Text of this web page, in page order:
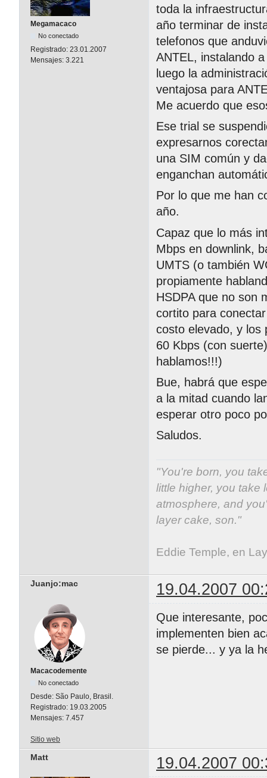
Megamacaco
No conectado
Registrado: 23.01.2007
Mensajes: 3.221
toda la
año terminar de
telefonos que
ANTEL, instalando
luego la
ventajosa para
Me acuerdo que
Ese trial se
expresarnos
una SIM común y
enganchan
Por lo que me han
año.
Capaz que lo más
Mbps en downlink,
UMTS (o también
propiamente
HSDPA que no son
cortito para
costo elevado, y los
60 Kbps (con
hablamos!!!)
Bue, habrá que
a la mitad cuando
esperar otro poco
Saludos.
"You're born, you
little higher, you take
atmosphere, and
layer cake, son."
Eddie Temple, en
Juanjo:mac 19.04.2007
Macacodemente
No conectado
Desde: São Paulo, Brasil.
Registrado: 19.03.2005
Mensajes: 7.457
Que interesante,
implementen bien
se pierde... y ya la
Sitio web
Matt 19.04.2007